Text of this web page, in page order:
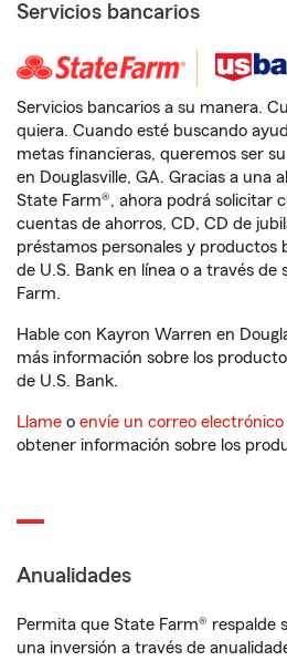
Servicios bancarios
Servicios bancarios a su manera.
quiera. Cuando esté buscando
metas financieras, queremos ser
en Douglasville, GA. Gracias a una
State Farm®, ahora podrá solicitar
cuentas de ahorros, CD, CD de
préstamos personales y productos
de U.S. Bank en línea o a través de
Farm.
Hable con Kayron Warren en
más información sobre los
de U.S. Bank.
Llame o envíe un correo electrónico
obtener información sobre los
Anualidades
Permita que State Farm® respalde
una inversión a través de